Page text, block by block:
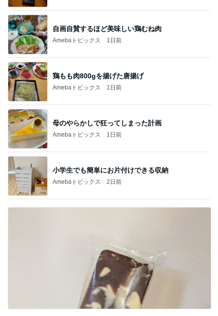
自画自賛するほど美味しい鶏むね肉
Amebaトピックス 1日前
鶏もも肉800gを揚げた唐揚げ
Amebaトピックス 1日前
母のやらかしで狂ってしまった計画
Amebaトピックス 1日前
小学生でも簡単にお片付けできる収納
Amebaトピックス 2日前